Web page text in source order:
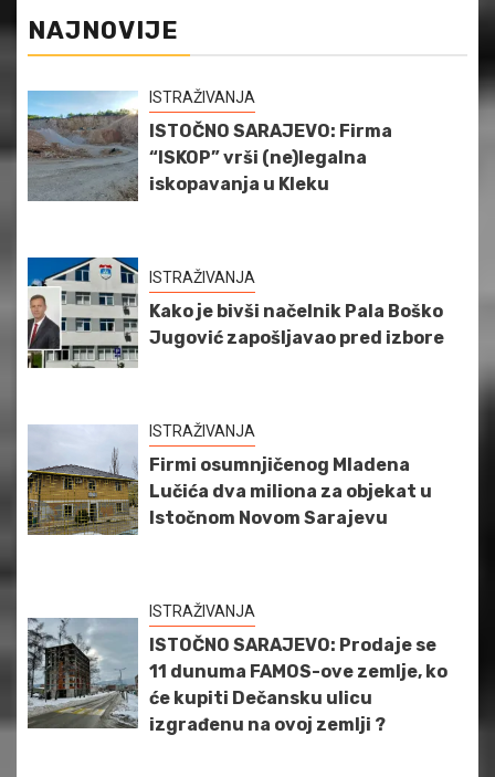
NAJNOVIJE
ISTRAŽIVANJA
ISTOČNO SARAJEVO: Firma
“ISKOP” vrši (ne)legalna
iskopavanja u Kleku
ISTRAŽIVANJA
Kako je bivši načelnik Pala Boško
Jugović zapošljavao pred izbore
ISTRAŽIVANJA
Firmi osumnjičenog Mladena
Lučića dva miliona za objekat u
Istočnom Novom Sarajevu
ISTRAŽIVANJA
ISTOČNO SARAJEVO: Prodaje se
11 dunuma FAMOS-ove zemlje, ko
će kupiti Dečansku ulicu
izgrađenu na ovoj zemlji ?